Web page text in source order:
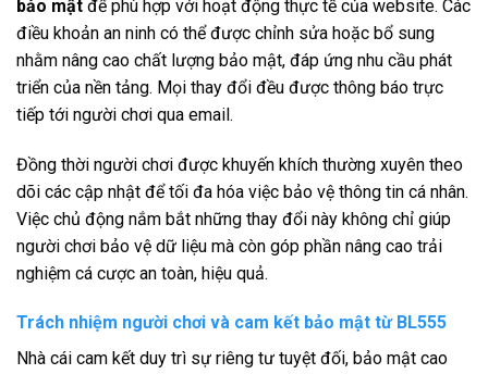
bảo mật để phù hợp với hoạt động thực tế của website. Các
điều khoản an ninh có thể được chỉnh sửa hoặc bổ sung
nhằm nâng cao chất lượng bảo mật, đáp ứng nhu cầu phát
triển của nền tảng. Mọi thay đổi đều được thông báo trực
tiếp tới người chơi qua email.
Đồng thời người chơi được khuyến khích thường xuyên theo
dõi các cập nhật để tối đa hóa việc bảo vệ thông tin cá nhân.
Việc chủ động nắm bắt những thay đổi này không chỉ giúp
người chơi bảo vệ dữ liệu mà còn góp phần nâng cao trải
nghiệm cá cược an toàn, hiệu quả.
Trách nhiệm người chơi và cam kết bảo mật từ BL555
Nhà cái cam kết duy trì sự riêng tư tuyệt đối, bảo mật cao